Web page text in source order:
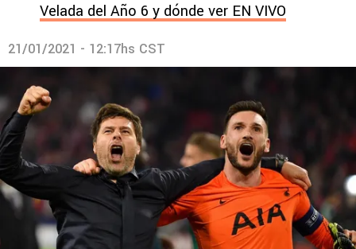
Velada del Año 6 y dónde ver EN VIVO
21/01/2021 - 12:17hs CST